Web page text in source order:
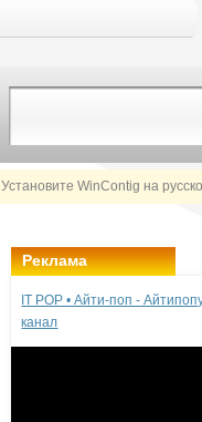
Установите WinContig на
Реклама
IT POP • Айти-поп -
канал